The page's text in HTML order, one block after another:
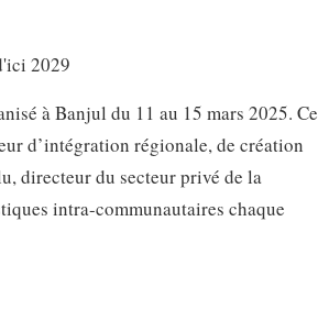
à Banjul du 11 au 15 mars 2025. Ce
d’intégration régionale, de création
directeur du secteur privé de la
intra-communautaires chaque